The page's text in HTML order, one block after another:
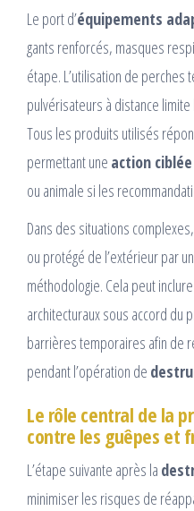
Le port d’équipements
gants renforcés, masques
étape. L’utilisation de perches
pulvérisateurs à distance
Tous les produits utilisés
permettant une action ciblée
ou animale si les
Dans des situations
ou protégé de l’extérieur par
méthodologie. Cela peut
architecturaux sous accord du
barrières temporaires afin de
pendant l’opération de
Le rôle central de la
contre les guêpes et
L’étape suivante après la
minimiser les risques de